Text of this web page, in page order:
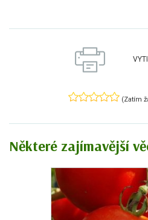
(Zatím
Některé zajímavější